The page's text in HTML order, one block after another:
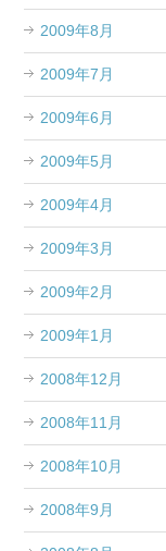
2009年8月
2009年7月
2009年6月
2009年5月
2009年4月
2009年3月
2009年2月
2009年1月
2008年12月
2008年11月
2008年10月
2008年9月